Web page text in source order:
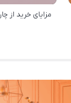
مزایای خرید از